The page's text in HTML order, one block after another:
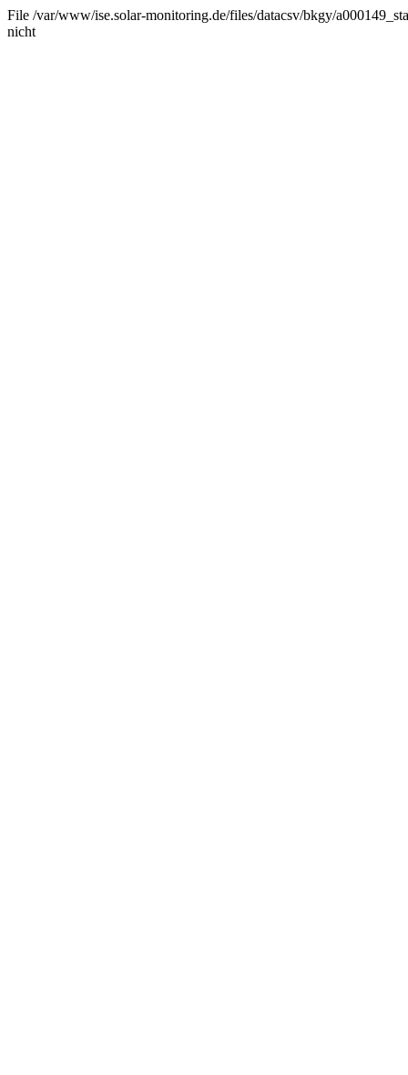
File /var/www/ise.solar-monitoring.de/files/datacsv/bkgy/
nicht